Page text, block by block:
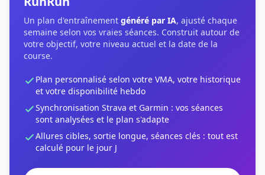
Un plan d'entraînement généré par IA, ajusté chaque
semaine selon vos vraies séances. Construit autour de
votre objectif, votre niveau actuel et la date de la
course.
Plan personnalisé selon votre VMA, votre historique
et votre disponibilité hebdo
Synchronisation Strava et Garmin : vos séances
sont analysées et le plan s'adapte
Allures cibles, sortie longue, séances clés : tout est
calculé pour le jour J